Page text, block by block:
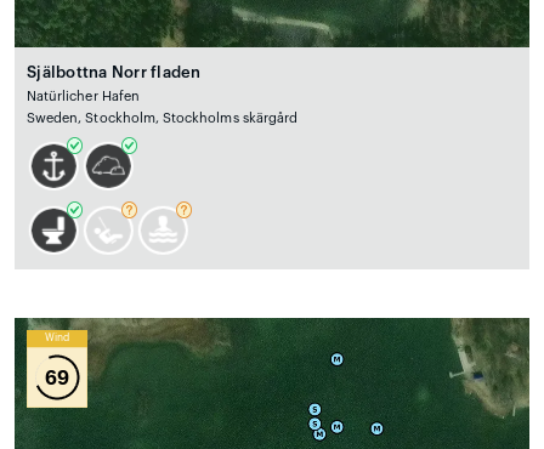
Själbottna Norr fladen
Natürlicher Hafen
Sweden, Stockholm, Stockholms skärgård
Wind
69